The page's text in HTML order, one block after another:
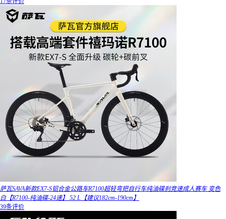
萨瓦SAVA新款EX7-S铝合金公路车R7100超轻弯把自行车纯油碟刹竞速成人赛车 变色
白【R7100-纯油碟-24速】 52 L【建议182cm-190cm】
39条评价